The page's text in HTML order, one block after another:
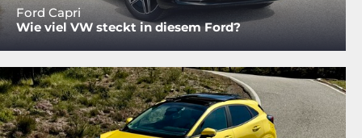
Ford Capri
Wie viel VW steckt in diesem Ford?